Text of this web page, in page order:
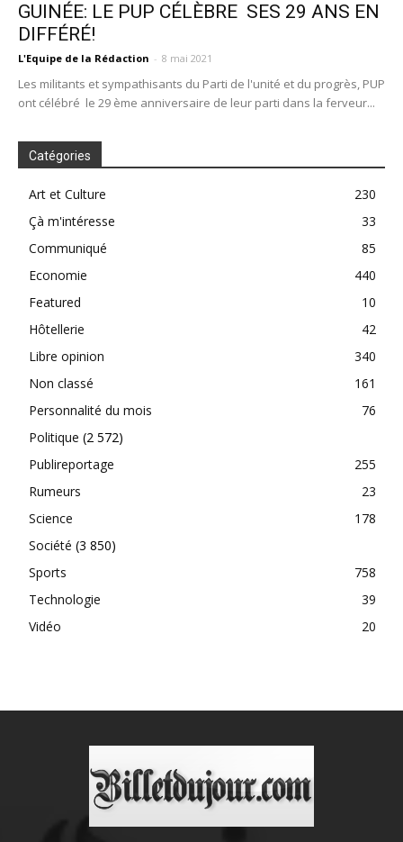
GUINÉE: LE PUP CÉLÈBRE SES 29 ANS EN
DIFFÉRÉ!
L'Equipe de la Rédaction - 8 mai 2021
Les militants et sympathisants du Parti de l'unité et du progrès, PUP
ont célébré le 29 ème anniversaire de leur parti dans la ferveur...
Catégories
Art et Culture
230
Çà m'intéresse
33
Communiqué
85
Economie
440
Featured
10
Hôtellerie
42
Libre opinion
340
Non classé
161
Personnalité du mois
76
Politique (2 572)
Publireportage
255
Rumeurs
23
Science
178
Société (3 850)
Sports
758
Technologie
39
Vidéo
20